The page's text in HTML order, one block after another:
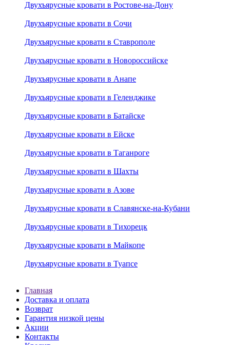
Двухъярусные кровати в Ростове-на-Дону
Двухъярусные кровати в Сочи
Двухъярусные кровати в Ставрополе
Двухъярусные кровати в Новороссийске
Двухъярусные кровати в Анапе
Двухъярусные кровати в Геленджике
Двухъярусные кровати в Батайске
Двухъярусные кровати в Ейске
Двухъярусные кровати в Таганроге
Двухъярусные кровати в Шахты
Двухъярусные кровати в Азове
Двухъярусные кровати в Славянске-на-Кубани
Двухъярусные кровати в Тихорецк
Двухъярусные кровати в Майкопе
Двухъярусные кровати в Туапсе
Главная
Доставка и оплата
Возврат
Гарантия низкой цены
Акции
Контакты